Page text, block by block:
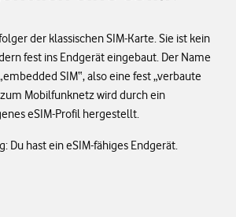
der klassischen SIM-Karte. Sie ist kein
fest ins Endgerät eingebaut. Der Name
SIM“, also eine fest „verbaute
zum Mobilfunknetz wird durch ein
eSIM-Profil hergestellt.
Du hast ein eSIM-fähiges Endgerät.